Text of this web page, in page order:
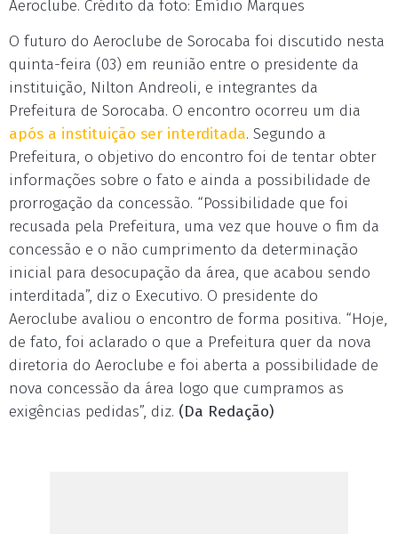
Aeroclube. Crédito da foto: Emídio Marques
O futuro do Aeroclube de Sorocaba foi discutido nesta
quinta-feira (03) em reunião entre o presidente da
instituição, Nilton Andreoli, e integrantes da
Prefeitura de Sorocaba. O encontro ocorreu um dia
após a instituição ser interditada. Segundo a
Prefeitura, o objetivo do encontro foi de tentar obter
informações sobre o fato e ainda a possibilidade de
prorrogação da concessão. “Possibilidade que foi
recusada pela Prefeitura, uma vez que houve o fim da
concessão e o não cumprimento da determinação
inicial para desocupação da área, que acabou sendo
interditada”, diz o Executivo. O presidente do
Aeroclube avaliou o encontro de forma positiva. “Hoje,
de fato, foi aclarado o que a Prefeitura quer da nova
diretoria do Aeroclube e foi aberta a possibilidade de
nova concessão da área logo que cumpramos as
exigências pedidas”, diz. (Da Redação)